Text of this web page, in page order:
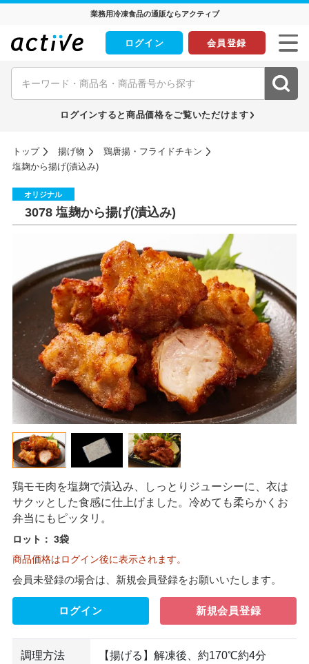
業務用冷凍食品の通販ならアクティブ
ログイン 会員登録
ログインすると商品価格をご覧いただけます
トップ 揚げ物
鶏唐揚・フライドチキン
塩麹から揚げ(漬込み)
オリジナル
3078 塩麹から揚げ(漬込み)
鶏モモ肉を塩麹で漬込み、しっとりジューシーに、衣は
サクッとした食感に仕上げました。冷めても柔らかくお
弁当にもピッタリ。
ロット： 3袋
商品価格はログイン後に表示されます。
会員未登録の場合は、新規会員登録をお願いいたします。
ログイン 新規会員登録
調理方法 【揚げる】解凍後、約170℃約4分